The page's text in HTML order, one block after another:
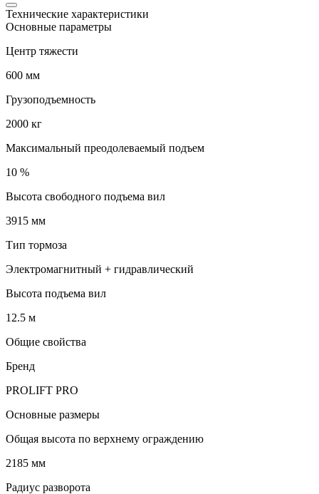
Технические характеристики
Основные параметры
Центр тяжести
600 мм
Грузоподъемность
2000 кг
Максимальный преодолеваемый подъем
10 %
Высота свободного подъема вил
3915 мм
Тип тормоза
Электромагнитный + гидравлический
Высота подъема вил
12.5 м
Общие свойства
Бренд
PROLIFT PRO
Основные размеры
Общая высота по верхнему ограждению
2185 мм
Радиус разворота